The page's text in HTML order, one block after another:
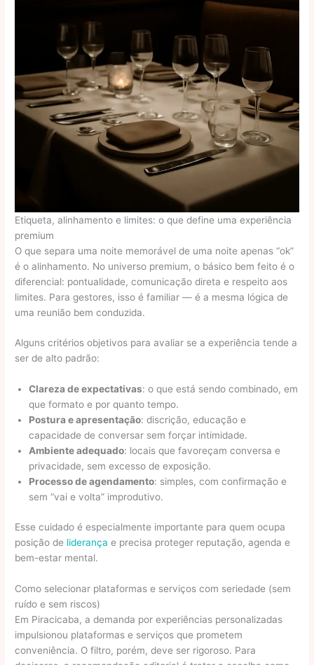
Etiqueta, alinhamento e limites: o que define uma experiência
premium
O que separa uma noite memorável de uma noite apenas “ok”
é o alinhamento. No universo premium, o básico bem feito é o
diferencial: pontualidade, comunicação direta e respeito aos
limites. Para gestores, isso é familiar — é a mesma lógica de
uma reunião bem conduzida.
Alguns critérios objetivos para avaliar se a experiência tende a
ser de alto padrão:
Clareza de expectativas: o que está sendo combinado, em
que formato e por quanto tempo.
Postura e apresentação: discrição, educação e
capacidade de conversar sem forçar intimidade.
Ambiente adequado: locais que favoreçam conversa e
privacidade, sem excesso de exposição.
Processo de agendamento: simples, com confirmação e
sem “vai e volta” improdutivo.
Esse cuidado é especialmente importante para quem ocupa
posição de liderança e precisa proteger reputação, agenda e
bem-estar mental.
Como selecionar plataformas e serviços com seriedade (sem
ruído e sem riscos)
Em Piracicaba, a demanda por experiências personalizadas
impulsionou plataformas e serviços que prometem
conveniência. O filtro, porém, deve ser rigoroso. Para